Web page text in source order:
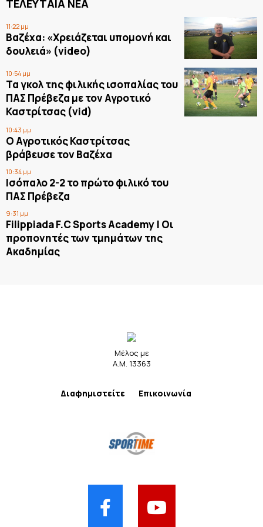
ΤΕΛΕΥΤΑΙΑ ΝΕΑ
11:22 μμ
Βαζέχα: «Χρειάζεται υπομονή και
δουλειά» (video)
10:54 μμ
Τα γκολ της φιλικής ισοπαλίας του
ΠΑΣ Πρέβεζα με τον Αγροτικό
Καστρίτσας (vid)
10:43 μμ
Ο Αγροτικός Καστρίτσας
βράβευσε τον Βαζέχα
10:34 μμ
Ισόπαλο 2-2 το πρώτο φιλικό του
ΠΑΣ Πρέβεζα
9:31 μμ
Filippiada F.C Sports Academy | Οι
προπονητές των τμημάτων της
Ακαδημίας
Μέλος με
Α.Μ. 13363
Διαφημιστείτε Επικοινωνία